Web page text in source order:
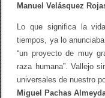
Manuel Velásquez
Lo que significa la
tiempos, ya lo
“un proyecto de muy
raza humana”. Vallejo
universales de nuestro
Miguel Pachas